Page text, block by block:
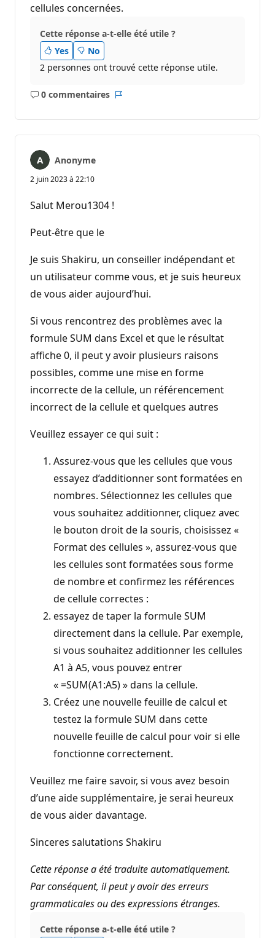
cellules concernées.
Cette réponse a-t-elle été utile ?
Yes
No
2 personnes ont trouvé cette réponse utile.
0 commentaires
Aucun
Anonyme
2 juin 2023 à 22:10
Salut Merou1304 !
Peut-être que le
Je suis Shakiru, un conseiller indépendant et
un utilisateur comme vous, et je suis heureux
de vous aider aujourd’hui.
Si vous rencontrez des problèmes avec la
formule SUM dans Excel et que le résultat
affiche 0, il peut y avoir plusieurs raisons
possibles, comme une mise en forme
incorrecte de la cellule, un référencement
incorrect de la cellule et quelques autres
Veuillez essayer ce qui suit :
Assurez-vous que les cellules que vous
essayez d’additionner sont formatées en
nombres. Sélectionnez les cellules que
vous souhaitez additionner, cliquez avec
le bouton droit de la souris, choisissez «
Format des cellules », assurez-vous que
les cellules sont formatées sous forme
de nombre et confirmez les références
de cellule correctes :
essayez de taper la formule SUM
directement dans la cellule. Par exemple,
si vous souhaitez additionner les cellules
A1 à A5, vous pouvez entrer
« =SUM(A1:A5) » dans la cellule.
Créez une nouvelle feuille de calcul et
testez la formule SUM dans cette
nouvelle feuille de calcul pour voir si elle
fonctionne correctement.
Veuillez me faire savoir, si vous avez besoin
d’une aide supplémentaire, je serai heureux
de vous aider davantage.
Sinceres salutations Shakiru
Cette réponse a été traduite automatiquement.
Par conséquent, il peut y avoir des erreurs
grammaticales ou des expressions étranges.
Cette réponse a-t-elle été utile ?